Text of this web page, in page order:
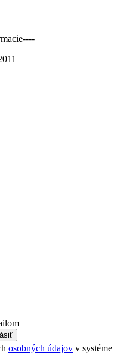
osobných údajov v systéme